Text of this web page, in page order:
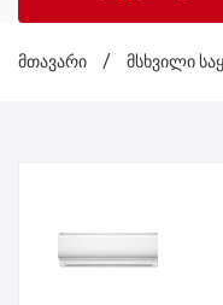
მთავარი / მსხვილი